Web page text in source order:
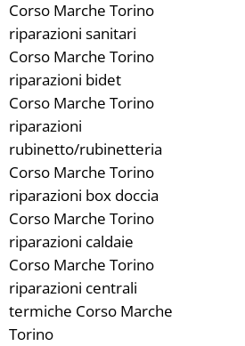
Corso Marche Torino
riparazioni sanitari
Corso Marche Torino
riparazioni bidet
Corso Marche Torino
riparazioni
rubinetto/rubinetteria
Corso Marche Torino
riparazioni box doccia
Corso Marche Torino
riparazioni caldaie
Corso Marche Torino
riparazioni centrali
termiche Corso Marche
Torino